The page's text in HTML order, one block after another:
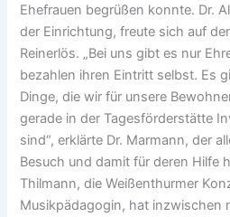
Ehefrauen begrüßen konnte. Dr.
der Einrichtung, freute sich auf
Reinerlös. „Bei uns gibt es nur
bezahlen ihren Eintritt selbst. Es
Dinge, die wir für unsere
gerade in der Tagesförderstätte
sind“, erklärte Dr. Marmann, der
Besuch und damit für deren Hilfe
Thilmann, die Weißenthurmer
Musikpädagogin, hat inzwischen